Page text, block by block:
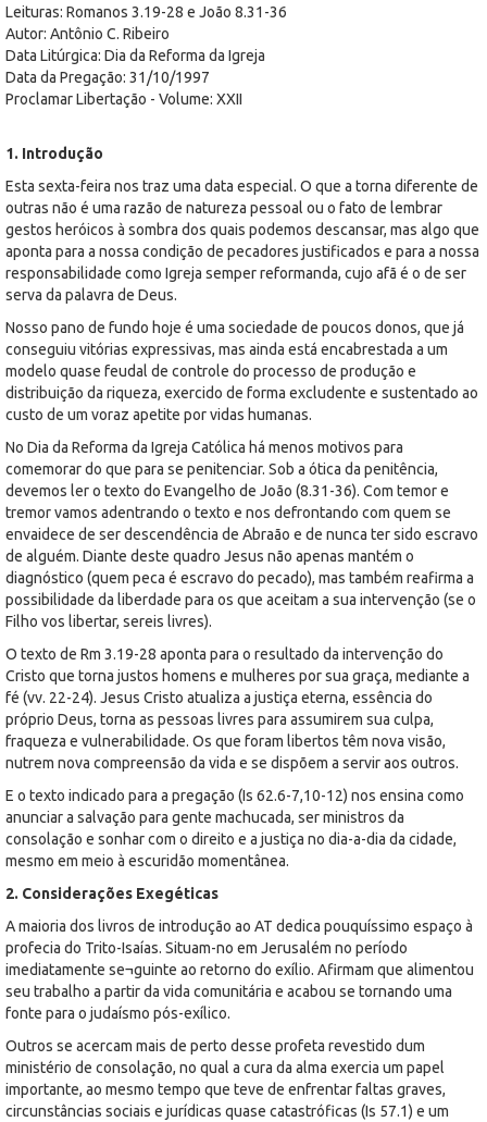
Leituras: Romanos 3.19-28 e João 8.31-36
Autor: Antônio C. Ribeiro
Data Litúrgica: Dia da Reforma da Igreja
Data da Pregação: 31/10/1997
Proclamar Libertação - Volume: XXII
1. Introdução
Esta sexta-feira nos traz uma data especial. O que a torna diferente de
outras não é uma razão de natureza pessoal ou o fato de lembrar
gestos heróicos à sombra dos quais podemos descansar, mas algo que
aponta para a nossa condição de pecadores justificados e para a nossa
responsabilidade como Igreja semper reformanda, cujo afã é o de ser
serva da palavra de Deus.
Nosso pano de fundo hoje é uma sociedade de poucos donos, que já
conseguiu vitórias expressivas, mas ainda está encabrestada a um
modelo quase feudal de controle do processo de produção e
distribuição da riqueza, exercido de forma excludente e sustentado ao
custo de um voraz apetite por vidas humanas.
No Dia da Reforma da Igreja Católica há menos motivos para
comemorar do que para se penitenciar. Sob a ótica da penitência,
devemos ler o texto do Evangelho de João (8.31-36). Com temor e
tremor vamos adentrando o texto e nos defrontando com quem se
envaidece de ser descendência de Abraão e de nunca ter sido escravo
de alguém. Diante deste quadro Jesus não apenas mantém o
diagnóstico (quem peca é escravo do pecado), mas também reafirma a
possibilidade da liberdade para os que aceitam a sua intervenção (se o
Filho vos libertar, sereis livres).
O texto de Rm 3.19-28 aponta para o resultado da intervenção do
Cristo que torna justos homens e mulheres por sua graça, mediante a
fé (vv. 22-24). Jesus Cristo atualiza a justiça eterna, essência do
próprio Deus, torna as pessoas livres para assumirem sua culpa,
fraqueza e vulnerabilidade. Os que foram libertos têm nova visão,
nutrem nova compreensão da vida e se dispõem a servir aos outros.
E o texto indicado para a pregação (Is 62.6-7,10-12) nos ensina como
anunciar a salvação para gente machucada, ser ministros da
consolação e sonhar com o direito e a justiça no dia-a-dia da cidade,
mesmo em meio à escuridão momentânea.
2. Considerações Exegéticas
A maioria dos livros de introdução ao AT dedica pouquíssimo espaço à
profecia do Trito-Isaías. Situam-no em Jerusalém no período
imediatamente se¬guinte ao retorno do exílio. Afirmam que alimentou
seu trabalho a partir da vida comunitária e acabou se tornando uma
fonte para o judaísmo pós-exílico.
Outros se acercam mais de perto desse profeta revestido dum
ministério de consolação, no qual a cura da alma exercia um papel
importante, ao mesmo tempo que teve de enfrentar faltas graves,
circunstâncias sociais e jurídicas quase catastróficas (Is 57.1) e um